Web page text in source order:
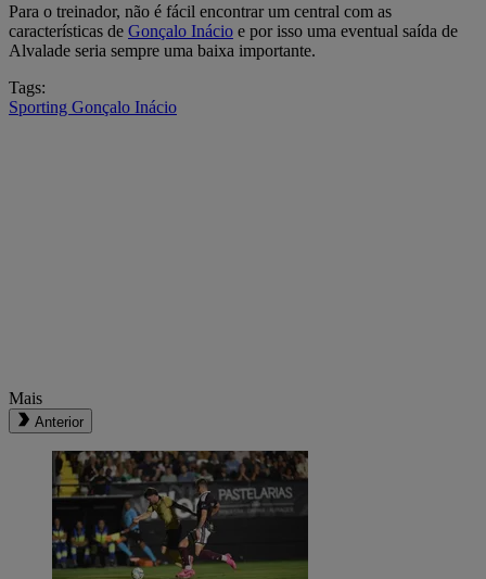
Para o treinador, não é fácil encontrar um central com as
características de Gonçalo Inácio e por isso uma eventual saída de
Alvalade seria sempre uma baixa importante.
Tags:
Sporting Gonçalo Inácio
Mais
Anterior